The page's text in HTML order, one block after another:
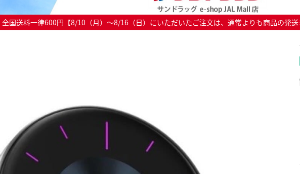
国送料一律600円【8/10（月）～8/16（日）にいただいたご注文は、通常よりも商品の発